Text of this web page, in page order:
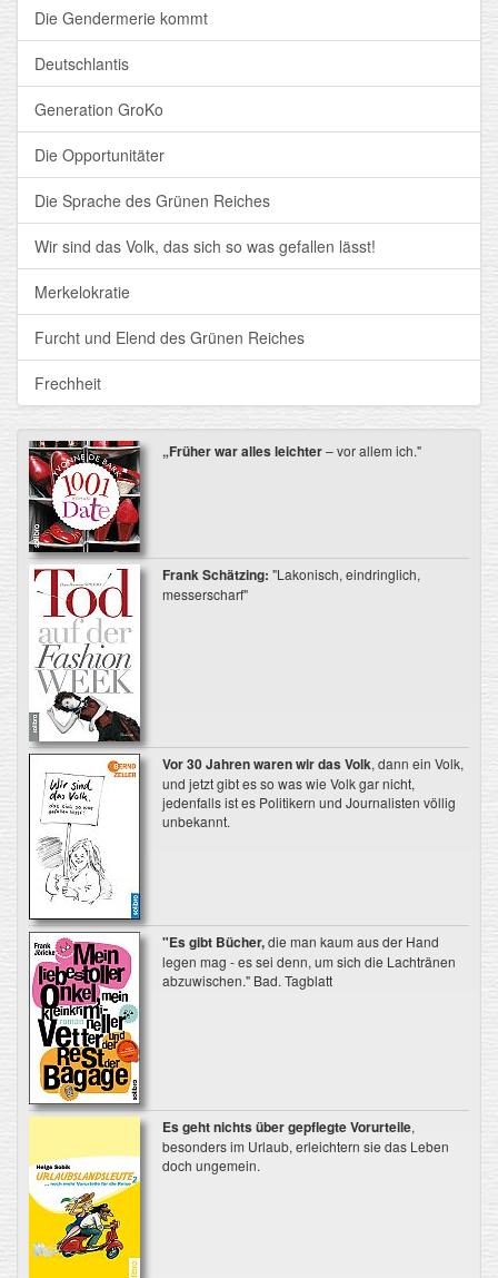
Die Gendermerie kommt
Deutschlantis
Generation GroKo
Die Opportunitäter
Die Sprache des Grünen Reiches
Wir sind das Volk, das sich so was gefallen lässt!
Merkelokratie
Furcht und Elend des Grünen Reiches
Frechheit
„Früher war alles leichter– vor allem ich."
Frank Schätzing: "Lakonisch, eindringlich,
messerscharf"
Vor 30 Jahren waren wir das Volk, dann ein Volk,
und jetzt gibt es so was wie Volk gar nicht,
jedenfalls ist es Politikern und Journalisten völlig
unbekannt.
"Es gibt Bücher,die man kaum aus der Hand
legen mag - es sei denn, um sich die Lachtränen
abzuwischen." Bad. Tagblatt
Es geht nichts über gepflegte Vorurteile,
besonders im Urlaub, erleichtern sie das Leben
doch ungemein.